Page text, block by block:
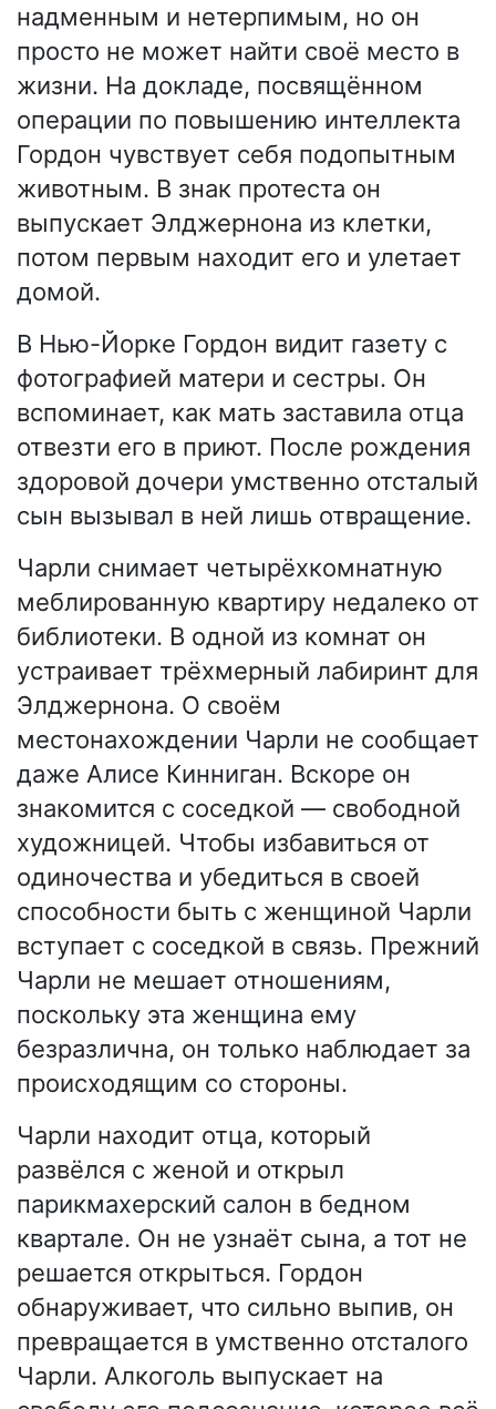
надменным и нетерпимым, но он
просто не может найти своё место в
жизни. На докладе, посвящённом
операции по повышению интеллекта
Гордон чувствует себя подопытным
животным. В знак протеста он
выпускает Элджернона из клетки,
потом первым находит его и улетает
домой.
В Нью-Йорке Гордон видит газету с
фотографией матери и сестры. Он
вспоминает, как мать заставила отца
отвезти его в приют. После рождения
здоровой дочери умственно отсталый
сын вызывал в ней лишь отвращение.
Чарли снимает четырёхкомнатную
меблированную квартиру недалеко от
библиотеки. В одной из комнат он
устраивает трёхмерный лабиринт для
Элджернона. О своём
местонахождении Чарли не сообщает
даже Алисе Кинниган. Вскоре он
знакомится с соседкой — свободной
художницей. Чтобы избавиться от
одиночества и убедиться в своей
способности быть с женщиной Чарли
вступает с соседкой в связь. Прежний
Чарли не мешает отношениям,
поскольку эта женщина ему
безразлична, он только наблюдает за
происходящим со стороны.
Чарли находит отца, который
развёлся с женой и открыл
парикмахерский салон в бедном
квартале. Он не узнаёт сына, а тот не
решается открыться. Гордон
обнаруживает, что сильно выпив, он
превращается в умственно отсталого
Чарли. Алкоголь выпускает на